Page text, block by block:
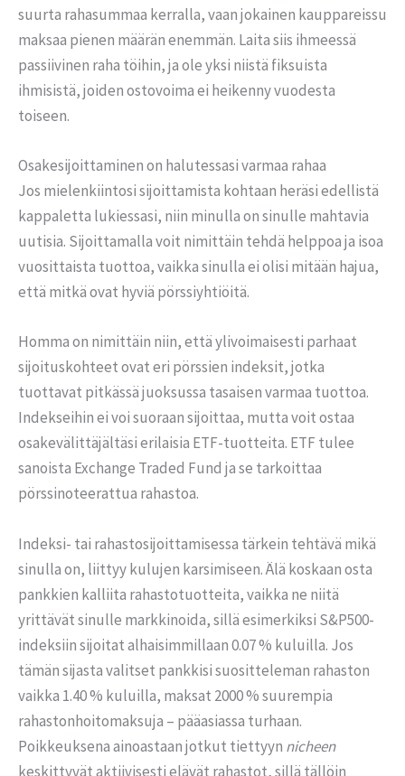
suurta rahasummaa kerralla, vaan jokainen kauppareissu
maksaa pienen määrän enemmän. Laita siis ihmeessä
passiivinen raha töihin, ja ole yksi niistä fiksuista
ihmisistä, joiden ostovoima ei heikenny vuodesta
toiseen.
Osakesijoittaminen on halutessasi varmaa rahaa
Jos mielenkiintosi sijoittamista kohtaan heräsi edellistä
kappaletta lukiessasi, niin minulla on sinulle mahtavia
uutisia. Sijoittamalla voit nimittäin tehdä helppoa ja isoa
vuosittaista tuottoa, vaikka sinulla ei olisi mitään hajua,
että mitkä ovat hyviä pörssiyhtiöitä.
Homma on nimittäin niin, että ylivoimaisesti parhaat
sijoituskohteet ovat eri pörssien indeksit, jotka
tuottavat pitkässä juoksussa tasaisen varmaa tuottoa.
Indekseihin ei voi suoraan sijoittaa, mutta voit ostaa
osakevälittäjältäsi erilaisia ETF-tuotteita. ETF tulee
sanoista Exchange Traded Fund ja se tarkoittaa
pörssinoteerattua rahastoa.
Indeksi- tai rahastosijoittamisessa tärkein tehtävä mikä
sinulla on, liittyy kulujen karsimiseen. Älä koskaan osta
pankkien kalliita rahastotuotteita, vaikka ne niitä
yrittävät sinulle markkinoida, sillä esimerkiksi S&P500-
indeksiin sijoitat alhaisimmillaan 0.07 % kuluilla. Jos
tämän sijasta valitset pankkisi suositteleman rahaston
vaikka 1.40 % kuluilla, maksat 2000 % suurempia
rahastonhoitomaksuja – pääasiassa turhaan.
Poikkeuksena ainoastaan jotkut tiettyyn nicheen
keskittyvät aktiivisesti elävät rahastot, sillä tällöin